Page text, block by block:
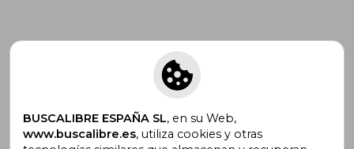
Suscríbete para recibir ofertas y
promociones
BUSCALIBRE ESPAÑA SL, en su Web,
www.buscalibre.es, utiliza cookies y otras